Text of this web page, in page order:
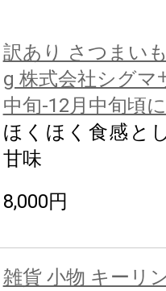
訳あり さつまい
g 株式会社シグマ
中旬-12月中旬頃
ほくほく食感と
甘味
8,000円
雑貨 小物 キーリ